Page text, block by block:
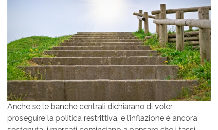
Anche se le banche centrali dichiarano di voler
proseguire la politica restrittiva, e l’inflazione è ancora